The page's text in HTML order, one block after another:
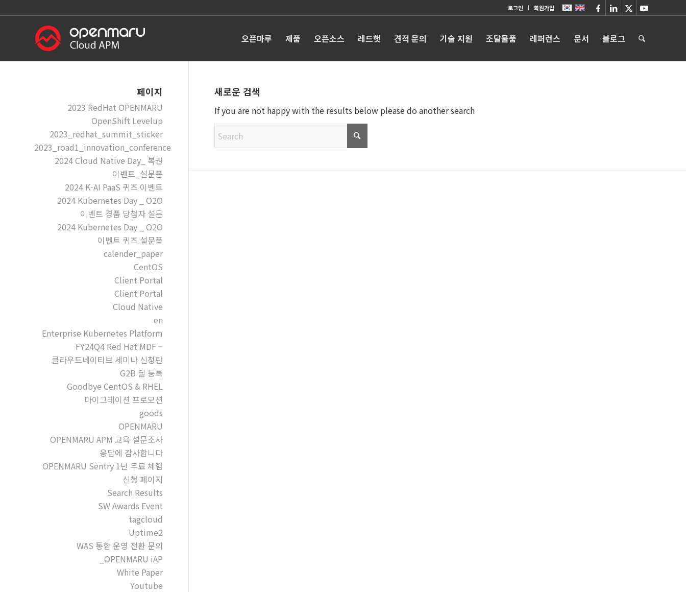
로그인 회원가입
오픈마루 제품 오픈소스 레드햇 견적 문의 기술 지원 조달물품 레퍼런스 문서 블로그
새로운 검색
If you are not happy with the results below please do another search
페이지
2023 RedHat OPENMARU
OpenShift Levelup
2023_redhat_summit_sticker
2023_road1_innovation_conference
2024 Cloud Native Day_ 복권
이벤트_설문폼
2024 K-AI PaaS 퀴즈 이벤트
2024 Kubernetes Day _ O2O
이벤트 경품 당첨자 설문
2024 Kubernetes Day _ O2O
이벤트 퀴즈 설문폼
calender_paper
CentOS
Client Portal
Client Portal
Cloud Native
en
Enterprise Kubernetes Platform
FY24Q4 Red Hat MDF –
클라우드네이티브 세미나 신청란
G2B 딜 등록
Goodbye CentOS & RHEL
마이그레이션 프로모션
goods
OPENMARU
OPENMARU APM 교육 설문조사
응답에 감사합니다
OPENMARU Sentry 1년 무료 체험
신청 페이지
Search Results
SW Awards Event
tagcloud
Uptime2
WAS 통합 운영 전환 문의
_OPENMARU iAP
White Paper
Youtube